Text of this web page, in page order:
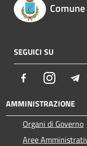
SEGUICI SU
FacebookInstagram
AMMINISTRAZIONE
Organi di Governo
Aree